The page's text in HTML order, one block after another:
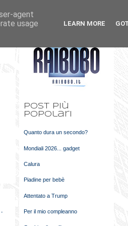
-
Post più
popolari
Quanto dura un secondo?
Mondiali 2026... gadget
Calura
Piadine per bebè
Attentato a Trump
Per il mio compleanno
agent
usage
LEARN MORE